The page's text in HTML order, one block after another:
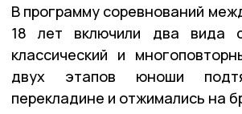
В программу соревнований
18 лет включили два вида
классический и
двух этапов юноши
перекладине и отжимались на